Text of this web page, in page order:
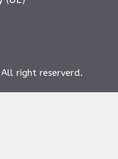
right reserverd.